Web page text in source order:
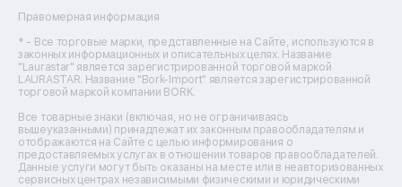
Ремонт фенов
Ремонт цифровых биноклей
Ремонт тепловизоров
Ремонт массажных кресел
Ремонт водонагревателей
Ремонт вытяжек
Ремонт источников бесперебойного питания
Ремонт пароварок
Ремонт микшерных пультов
Ремонт dj-пультов
Ремонт кухонных плит
Правомерная информация
* - Все торговые марки, представленные на Сайте, используются в
законных информационных и описательных целях. Название
"Laurastar" является зарегистрированной торговой маркой
LAURASTAR. Название "Bork-Import" является зарегистрированной
торговой маркой компании BORK.
Все товарные знаки (включая, но не ограничиваясь
вышеуказанными) принадлежат их законным правообладателям и
отображаются на Сайте с целью информирования о
предоставляемых услугах в отношении товаров правообладателей.
Данные услуги могут быть оказаны на месте или в неавторизованных
сервисных центрах независимыми физическими и юридическими